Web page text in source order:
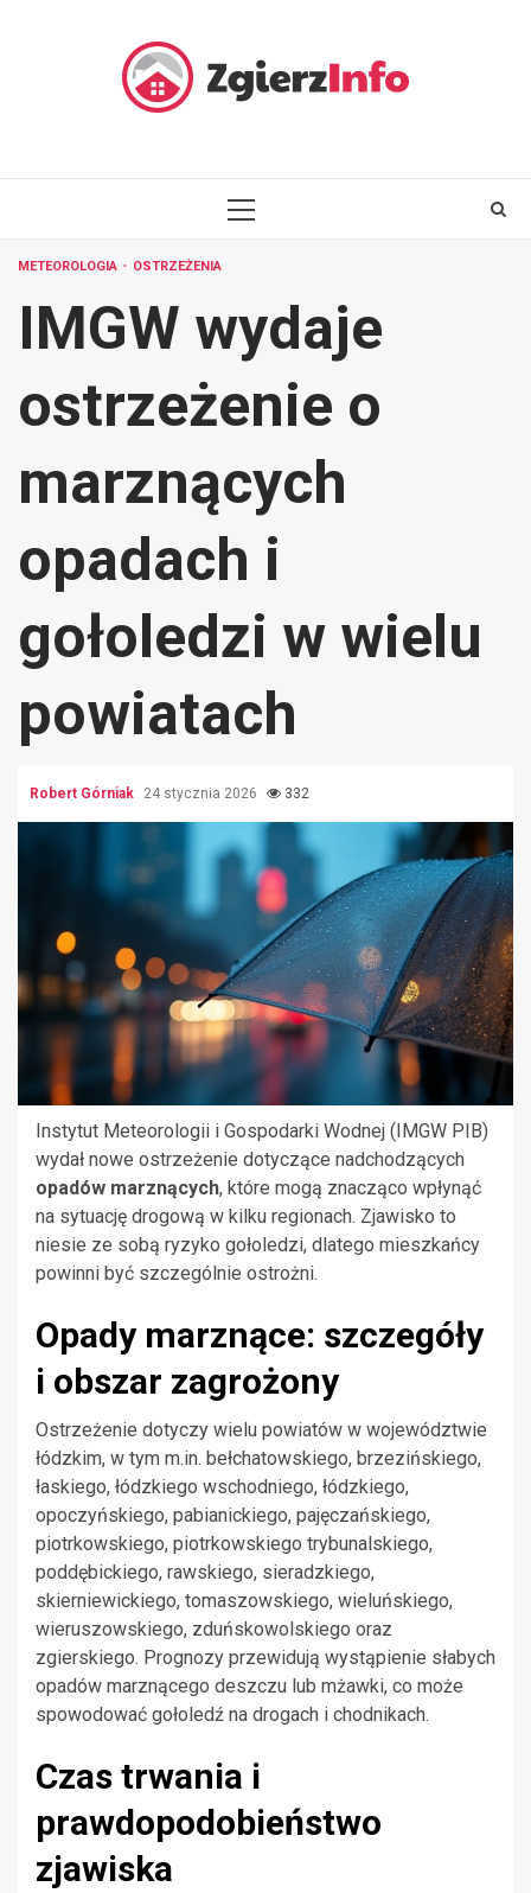
PRIMARY
METEOROLOGIA OSTRZEŻENIA
IMGW wydaje
ostrzeżenie o
marznących
opadach i
gołoledzi w wielu
powiatach
Robert Górniak 24 stycznia 2026 332
Instytut Meteorologii i Gospodarki Wodnej (IMGW PIB)
wydał nowe ostrzeżenie dotyczące nadchodzących
opadów marznących, które mogą znacząco wpłynąć
na sytuację drogową w kilku regionach. Zjawisko to
niesie ze sobą ryzyko gołoledzi, dlatego mieszkańcy
powinni być szczególnie ostrożni.
Opady marznące: szczegóły
i obszar zagrożony
Ostrzeżenie dotyczy wielu powiatów w województwie
łódzkim, w tym m.in. bełchatowskiego, brzezińskiego,
łaskiego, łódzkiego wschodniego, łódzkiego,
opoczyńskiego, pabianickiego, pajęczańskiego,
piotrkowskiego, piotrkowskiego trybunalskiego,
poddębickiego, rawskiego, sieradzkiego,
skierniewickiego, tomaszowskiego, wieluńskiego,
wieruszowskiego, zduńskowolskiego oraz
zgierskiego. Prognozy przewidują wystąpienie słabych
opadów marznącego deszczu lub mżawki, co może
spowodować gołoledź na drogach i chodnikach.
Czas trwania i
prawdopodobieństwo
zjawiska